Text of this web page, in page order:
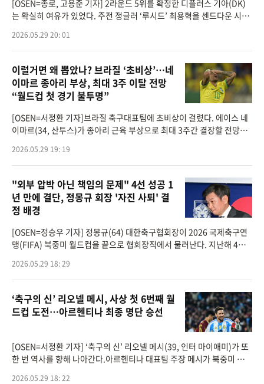
[OSEN=종로, 고용준 기자] 2라운드 5위를 확정한 디플러스 기아(DK)
는 확실히 여유가 있었다. 주전 정글러 ‘루시드’ 최용혁을 센드다운 시키
주
2026.05.29 20: 01
이럴거면 왜 뽑았나? 브라질 ‘초비상’…네
이마르 종아리 부상, 최대 3주 이탈 전망
“월드컵 첫 경기 불투명”
[OSEN=서정환 기자]브라질 축구대표팀에 초비상이 걸렸다. 에이스 네
이마르(34, 산투스)가 종아리 근육 부상으로 최대 3주간 결장할 전망이
불투명해졌다.브
2026.05.29 19: 19
"외부 압박 아닌 책임의 문제" 4선 성공 1
년 만에 결단, 정몽규 회장 '자진 사퇴' 결
정 배경
[OSEN=정승우 기자] 정몽규(64) 대한축구협회장이 2026 국제축구연
맹(FIFA) 북중미 월드컵을 끝으로 협회장직에서 물러난다. 지난해 4선
몽규 회장의 입장문을 공
2026.05.29 18: 29
‘축구의 신’ 리오넬 메시, 사상 첫 6번째 월
드컵 도전…아르헨티나 최종 명단 승선
[OSEN=서정환 기자] ‘축구의 신’ 리오넬 메시(39, 인터 마이애미)가 또
한 번 역사를 향해 나아간다.아르헨티나 대표팀 주장 메시가 북중미 월드
2026.05.29 18: 22